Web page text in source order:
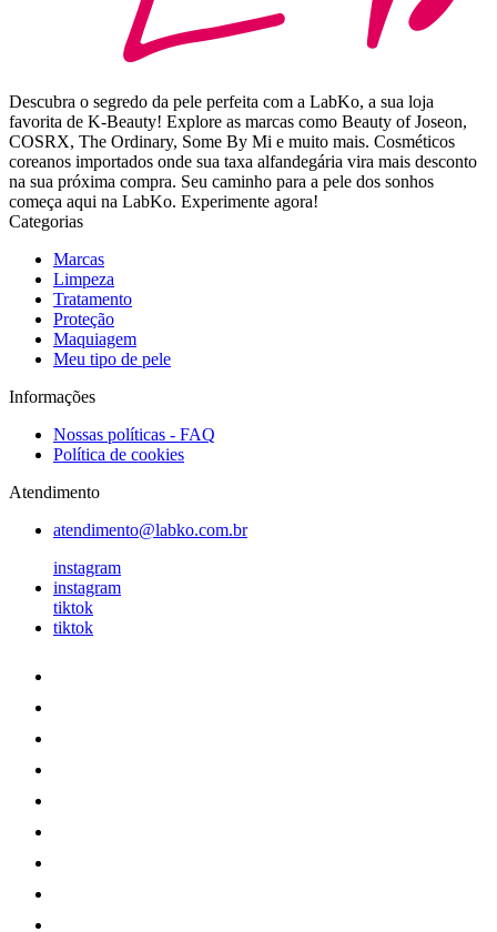
Descubra o segredo da pele perfeita com a LabKo, a sua loja
favorita de K-Beauty! Explore as marcas como Beauty of Joseon,
COSRX, The Ordinary, Some By Mi e muito mais. Cosméticos
coreanos importados onde sua taxa alfandegária vira mais desconto
na sua próxima compra. Seu caminho para a pele dos sonhos
começa aqui na LabKo. Experimente agora!
Categorias
Marcas
Limpeza
Tratamento
Proteção
Maquiagem
Meu tipo de pele
Informações
Nossas políticas - FAQ
Política de cookies
Atendimento
atendimento@labko.com.br
instagram
instagram
tiktok
tiktok